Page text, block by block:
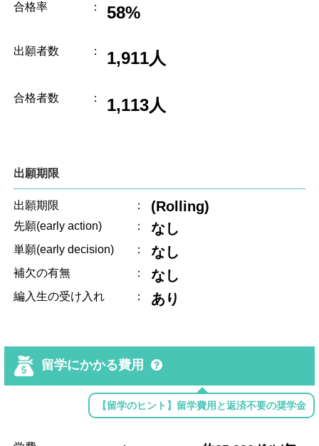
合格率 ： 58%
出願者数 ： 1,911人
合格者数 ： 1,113人
出願期限
出願期限 ： (Rolling)
先願(early action) ： なし
単願(early decision) ： なし
補欠の有無 ： なし
編入生の受け入れ ： あり
留学にかかる費用
【留学のヒント】留学費用と返済不要の奨学金